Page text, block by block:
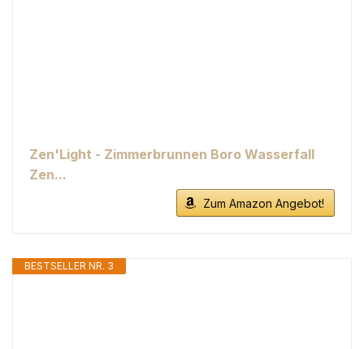
Zen'Light - Zimmerbrunnen Boro Wasserfall
Zen...
Zum Amazon Angebot!
BESTSELLER NR. 3